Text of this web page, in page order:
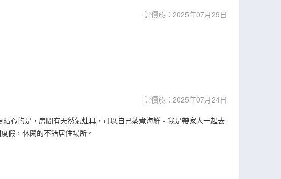
評價於：2025年07月29日
評價於：2025年07月24日
心的是，房間有天然氣灶具，可以自己蒸煮海鮮。我是帶家人一起去
假，休閑的不錯居住場所。